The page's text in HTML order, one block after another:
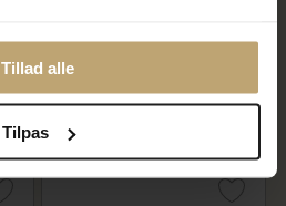
Tillad alle
Tilpas